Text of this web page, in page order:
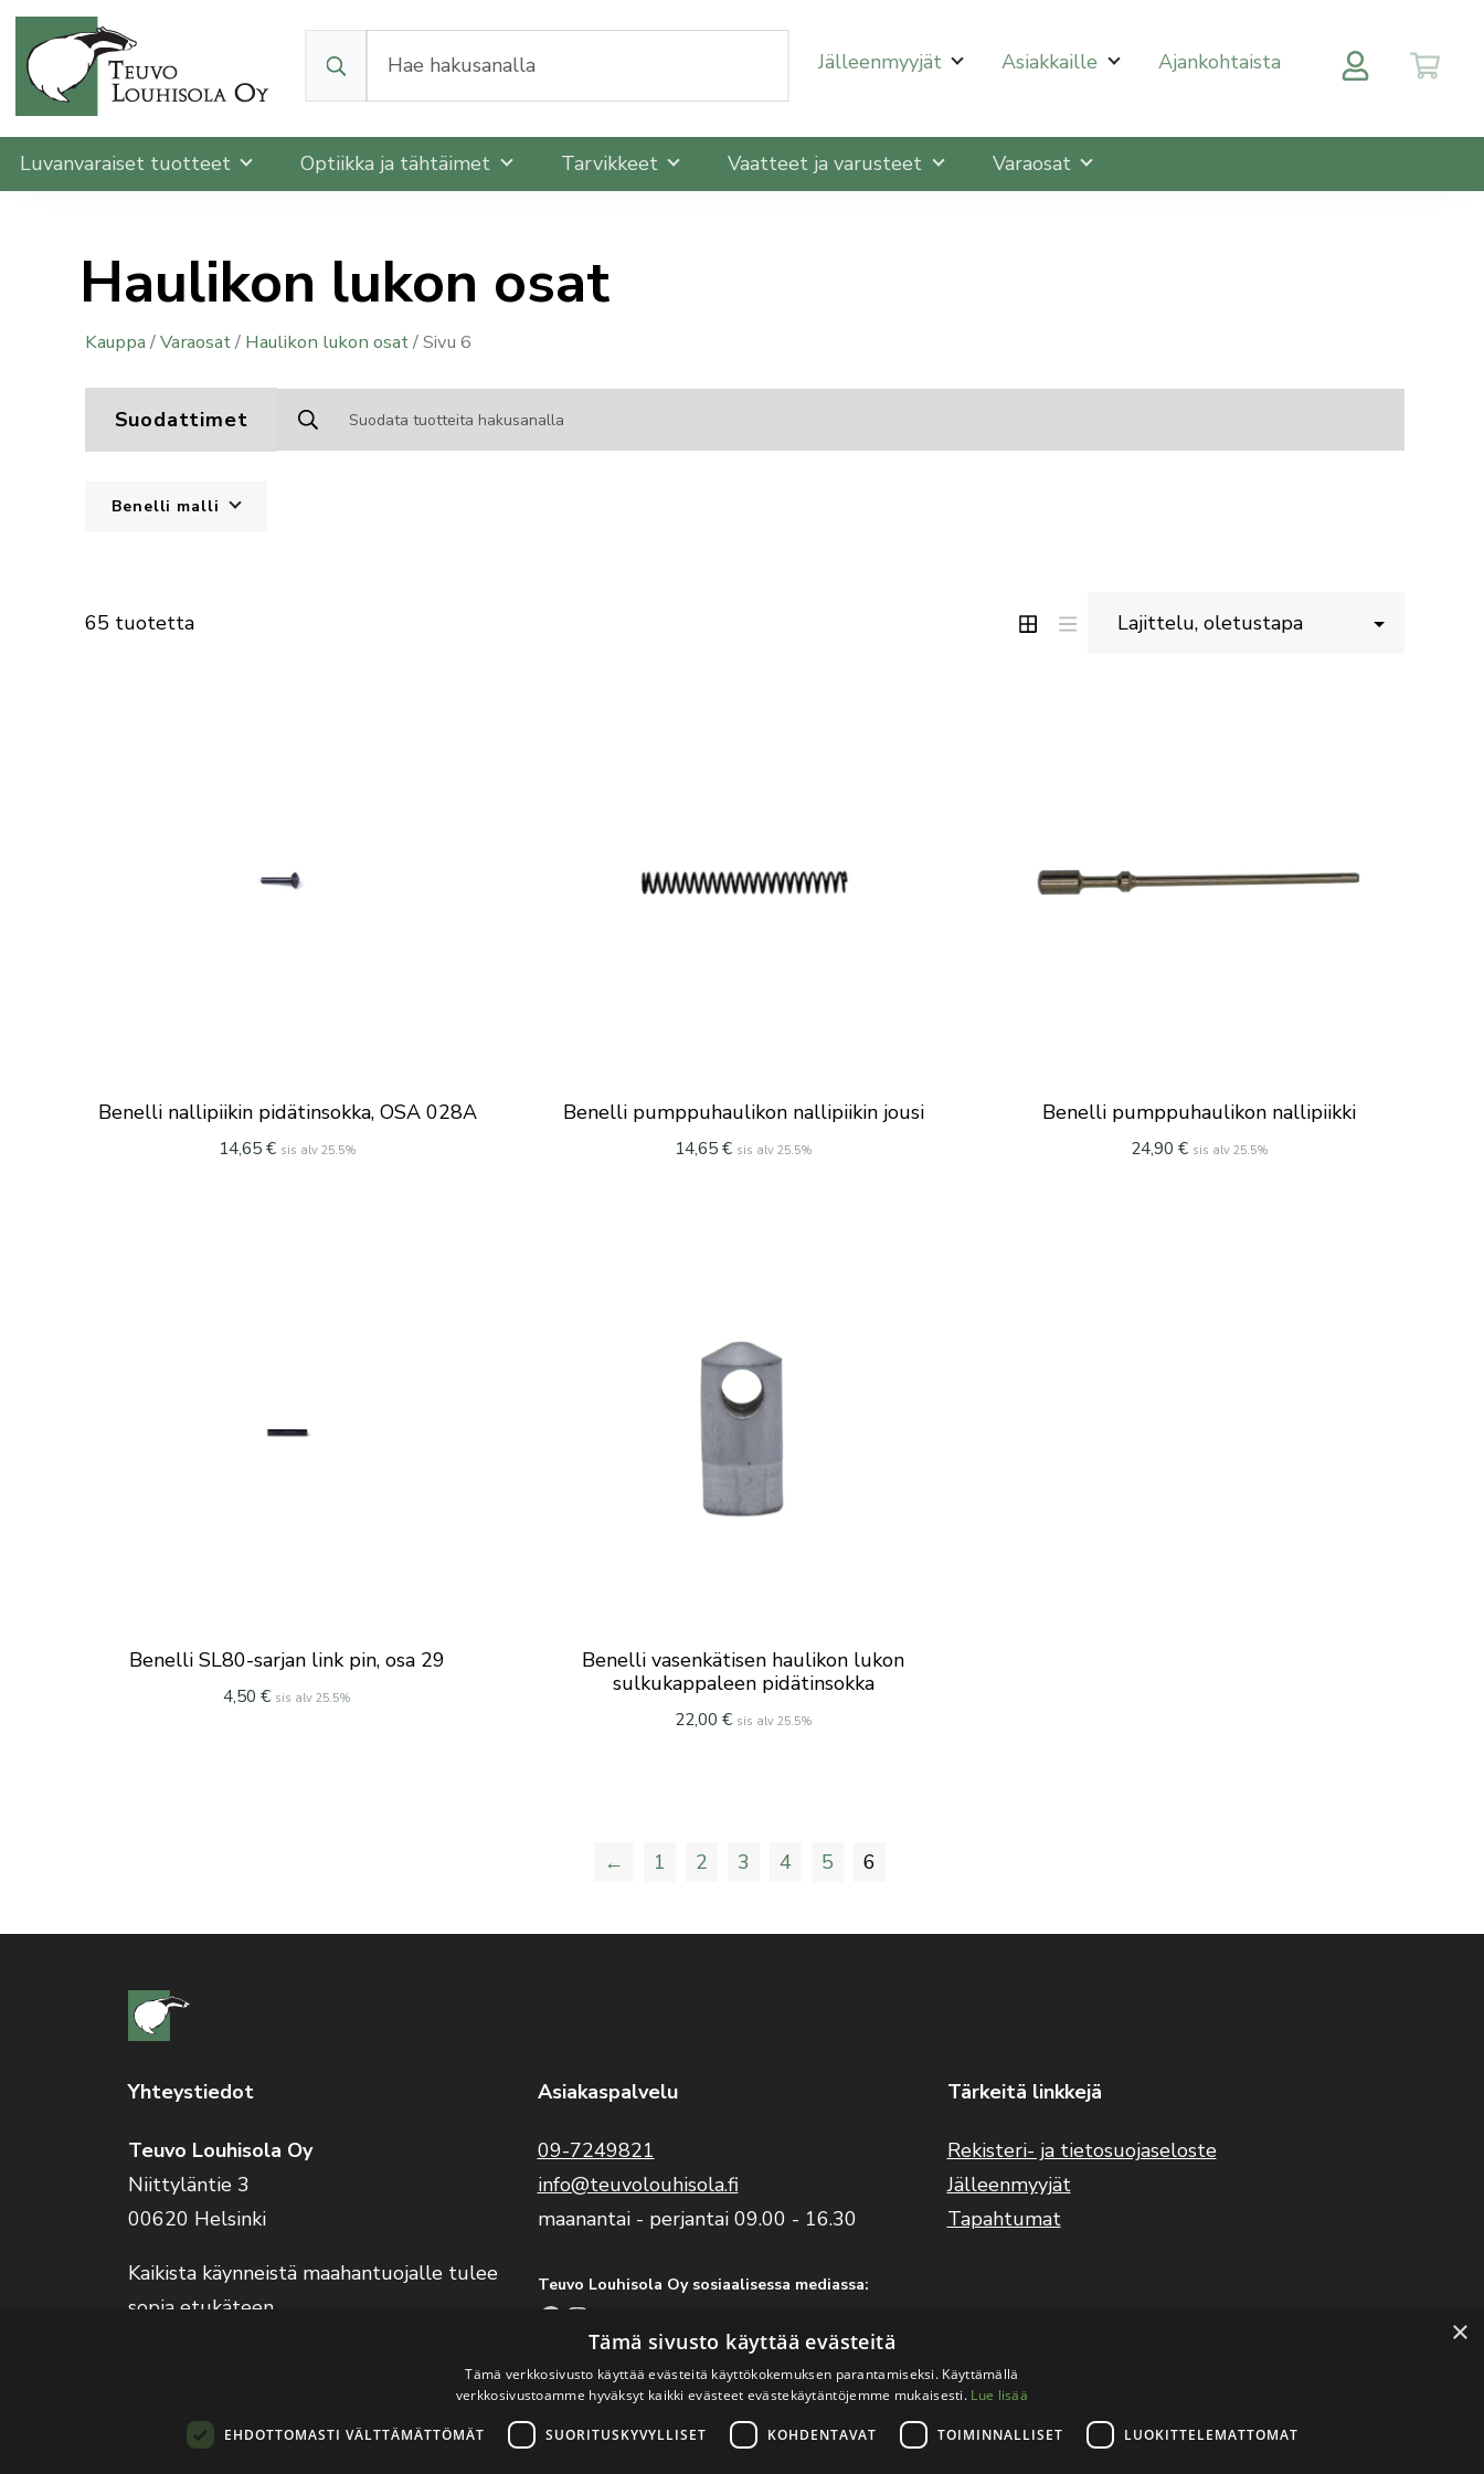
Kun tuloksia tulee, voit selata niitä nuolinäppäimillä ylös ja alas ja siirtyä halutulle sivulle enterin painalluksella.
Jälleenmyyjät Asiakkaille Ajankohtaista
Luvanvaraiset tuotteet Optiikka ja tähtäimet Tarvikkeet Vaatteet ja varusteet Varaosat
Haulikon lukon osat
Kauppa /Varaosat/ Haulikon lukon osat/ Sivu 6
Suodattimet
Benelli malli
65 tuotetta
Benelli nallipiikin pidätinsokka, OSA 028A
14,65€ sis alv 25.5%
Benelli pumppuhaulikon nallipiikin jousi
14,65€ sis alv 25.5%
Benelli pumppuhaulikon nallipiikki
24,90 € sis alv 25.5%
Benelli SL80-sarjan link pin, osa 29
4,50€ sis alv 25.5%
Benelli vasenkätisen haulikon lukon
sulkukappaleen pidätinsokka
22,00 € sis alv 25.5%
← 1 2 3 4 5 6
Yhteystiedot
Teuvo Louhisola Oy
Niittyläntie 3
00620 Helsinki
Kaikista käynneistä maahantuojalle tulee
sopia etukäteen.
Asiakaspalvelu
09-7249821
info@teuvolouhisola.fi
maanantai - perjantai 09.00 - 16.30
Teuvo Louhisola Oy sosiaalisessa mediassa:
Facebook Instagram
Benelli Suomi sosiaalisessa mediassa:
Facebook Instagram
Tärkeitä linkkejä
Rekisteri- ja tietosuojaseloste
Jälleenmyyjät
Tapahtumat
×
Tämä sivusto käyttää evästeitä
Tämä verkkosivusto käyttää evästeitä käyttökokemuksen parantamiseksi. Käyttämällä
verkkosivustoamme hyväksyt kaikki evästeet evästekäytäntöjemme mukaisesti. Lue lisää
EHDOTTOMASTI VÄLTTÄMÄTTÖMÄT SUORITUSKYVYLLISET KOHDENTAVAT TOIMINNALLISET LUOKITTELEMATTOMAT